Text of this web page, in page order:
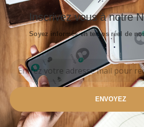
Inscrivez vous à notre
Soyez informés en temps réel de
ENVOYEZ